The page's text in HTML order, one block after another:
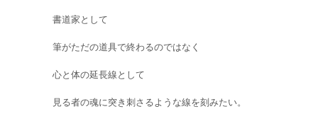
書道家として
筆がただの道具で終わるのではなく
心と体の延長線として
見る者の魂に突き刺さるような線を刻みたい。